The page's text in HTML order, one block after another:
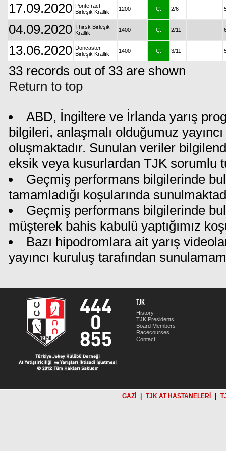
17.09.2020 Pontefract
Birleşik Krallık
1200 Ç: 2/6
04.09.2020 Thirsk Birleşik
Krallık
1400 Ç: 2/11
13.06.2020 Doncaster
Birleşik Krallık
1400 Ç: 3/11
33 records out of 33 are shown
Return to top
ABD, İngiltere ve İrlanda yarış
bilgileri, anlaşmalı olduğumuz
oluşmaktadır. Sunulan veriler
eksik veya kusurlardan TJK sorumlu
Geçmiş performans bilgilerinde
tamamladığı koşularında
Geçmiş performans bilgilerinde
müşterek bahis kabulü yaptığımız
Bazı hipodromlara ait yarış
yayıncı kuruluş tarafından
TJK
History
TJK Presidents
Board Members
Racecourses
Contact
GAZİ TJK AT HASTANELERİ